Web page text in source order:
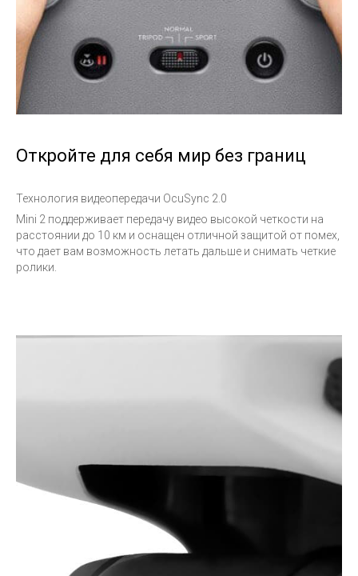
Откройте для себя мир без границ
Технология видеопередачи OcuSync 2.0
Mini 2 поддерживает передачу видео высокой четкости на
расстоянии до 10 км и оснащен отличной защитой от помех,
что дает вам возможность летать дальше и снимать четкие
ролики.